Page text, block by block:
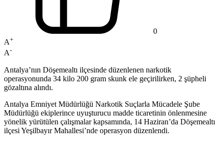
0
A+
A-
Antalya’nın Döşemealtı ilçesinde düzenlenen narkotik
operasyonunda 34 kilo 200 gram skunk ele geçirilirken, 2 şüpheli
gözaltına alındı.
Antalya Emniyet Müdürlüğü Narkotik Suçlarla Mücadele Şube
Müdürlüğü ekiplerince uyuşturucu madde ticaretinin önlenmesine
yönelik yürütülen çalışmalar kapsamında, 14 Haziran’da Döşemealtı
ilçesi Yeşilbayır Mahallesi’nde operasyon düzenlendi.